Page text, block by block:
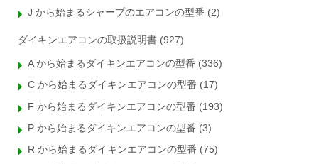
J から始まるシャープのエアコンの型番 (2)
ダイキンエアコンの取扱説明書 (927)
A から始まるダイキンエアコンの型番 (336)
C から始まるダイキンエアコンの型番 (17)
F から始まるダイキンエアコンの型番 (193)
P から始まるダイキンエアコンの型番 (3)
R から始まるダイキンエアコンの型番 (75)